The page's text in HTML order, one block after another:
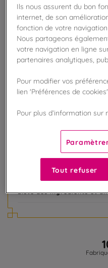
Poids
Disponible en
Vérifier la
Frais de port
Gagnez 12 points
avec notre
Liste des ingrédients et
Ils nous assurent du bon
internet, de son
fonction de votre
Nous partageons
votre navigation en ligne
partenaires analytiques,
Pour modifier vos
lien 'Préférences de
Pour plus d’information sur
Tout refuser